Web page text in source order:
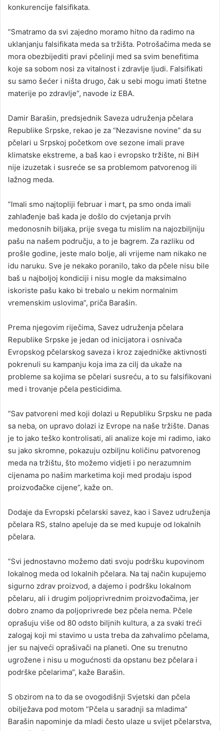
konkurencije falsifikata.
“Smatramo da svi zajedno moramo hitno da radimo na
uklanjanju falsifikata meda sa tržišta. Potrošačima meda se
mora obezbijediti pravi pčelinji med sa svim benefitima
koje sa sobom nosi za vitalnost i zdravlje ljudi. Falsifikati
su samo šećer i ništa drugo, čak u sebi mogu imati štetne
materije po zdravlje”, navode iz EBA.
Damir Barašin, predsjednik Saveza udruženja pčelara
Republike Srpske, rekao je za “Nezavisne novine” da su
pčelari u Srpskoj početkom ove sezone imali prave
klimatske ekstreme, a baš kao i evropsko tržište, ni BiH
nije izuzetak i susreće se sa problemom patvorenog ili
lažnog meda.
“Imali smo najtopliji februar i mart, pa smo onda imali
zahlađenje baš kada je došlo do cvjetanja prvih
medonosnih biljaka, prije svega tu mislim na najozbiljniju
pašu na našem području, a to je bagrem. Za razliku od
prošle godine, jeste malo bolje, ali vrijeme nam nikako ne
idu naruku. Sve je nekako poranilo, tako da pčele nisu bile
baš u najboljoj kondiciji i nisu mogle da maksimalno
iskoriste pašu kako bi trebalo u nekim normalnim
vremenskim uslovima”, priča Barašin.
Prema njegovim riječima, Savez udruženja pčelara
Republike Srpske je jedan od inicijatora i osnivača
Evropskog pčelarskog saveza i kroz zajedničke aktivnosti
pokrenuli su kampanju koja ima za cilj da ukaže na
probleme sa kojima se pčelari susreću, a to su falsifikovani
med i trovanje pčela pesticidima.
“Sav patvoreni med koji dolazi u Republiku Srpsku ne pada
sa neba, on upravo dolazi iz Evrope na naše tržište. Danas
je to jako teško kontrolisati, ali analize koje mi radimo, iako
su jako skromne, pokazuju ozbiljnu količinu patvorenog
meda na tržištu, što možemo vidjeti i po nerazumnim
cijenama po našim marketima koji med prodaju ispod
proizvođačke cijene”, kaže on.
Dodaje da Evropski pčelarski savez, kao i Savez udruženja
pčelara RS, stalno apeluje da se med kupuje od lokalnih
pčelara.
“Svi jednostavno možemo dati svoju podršku kupovinom
lokalnog meda od lokalnih pčelara. Na taj način kupujemo
sigurno zdrav proizvod, a dajemo i podršku lokalnom
pčelaru, ali i drugim poljoprivrednim proizvođačima, jer
dobro znamo da poljoprivrede bez pčela nema. Pčele
oprašuju više od 80 odsto biljnih kultura, a za svaki treći
zalogaj koji mi stavimo u usta treba da zahvalimo pčelama,
jer su najveći oprašivači na planeti. One su trenutno
ugrožene i nisu u mogućnosti da opstanu bez pčelara i
podrške pčelarima”, kaže Barašin.
S obzirom na to da se ovogodišnji Svjetski dan pčela
obilježava pod motom “Pčela u saradnji sa mladima”
Barašin napominje da mladi često ulaze u svijet pčelarstva,